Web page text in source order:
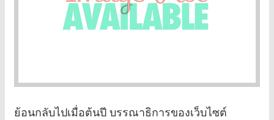
ย้อนกลับไปเมื่อต้นปี บรรณาธิการของเว็บไซต์